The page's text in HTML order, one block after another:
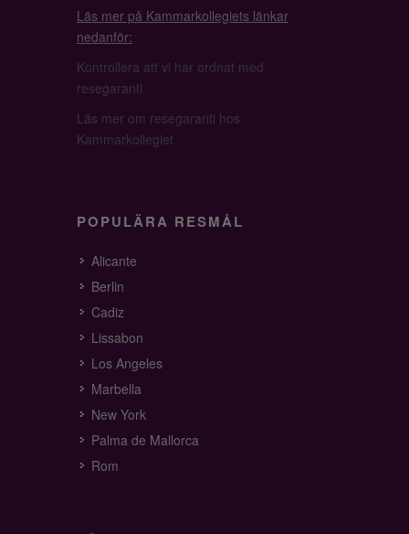
Läs mer på Kammarkollegiets länkar
nedanför:
Kontrollera att vi har ordnat med
resegaranti
Läs mer om resegaranti hos
Kammarkollegiet
POPULÄRA RESMÅL
Alicante
Berlin
Cadiz
Lissabon
Los Angeles
Marbella
New York
Palma de Mallorca
Rom